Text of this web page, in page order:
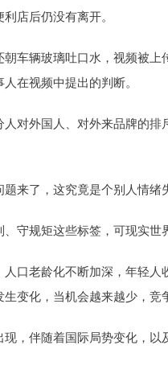
店后仍没有离开。
车辆玻璃吐口水，视频被
在视频中提出的判断。
对外国人、对外来品牌的
来了，这究竟是个别人情绪
守规矩这些标签，可现实世
口老龄化不断加深，年轻
变化，当机会越来越少，竞
，伴随着国际局势变化，